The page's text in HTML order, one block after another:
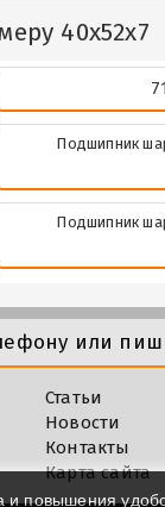
40x52x7
Подшипник
Подшипник
или
Статьи
Новости
Контакты
Карта сайта
и повышения